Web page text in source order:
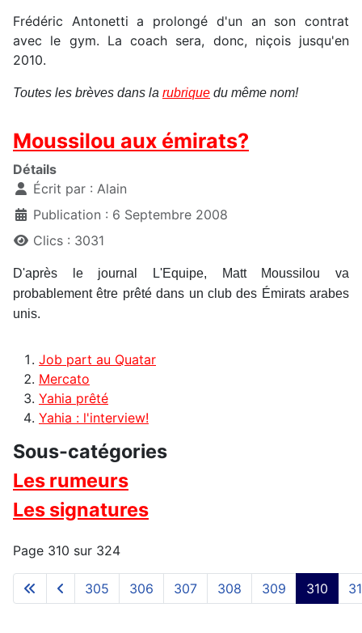
Frédéric Antonetti a prolongé d'un an son contrat
avec le gym. La coach sera, donc, niçois jusqu'en
2010.
Toutes les brèves dans la rubrique du même nom!
Moussilou aux émirats?
Détails
Écrit par : Alain
Publication : 6 Septembre 2008
Clics : 3031
D'après le journal L'Equipe, Matt Moussilou va
probablement être prêté dans un club des Émirats arabes
unis.
Job part au Quatar
Mercato
Yahia prêté
Yahia : l'interview!
Sous-catégories
Les rumeurs
Les signatures
Page 310 sur 324
305 306 307 308 309 310